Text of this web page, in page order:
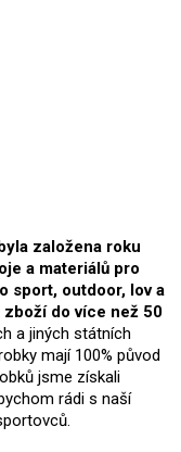
založena roku
a materiálů pro
sport, outdoor, lov a
do více než 50
a jiných státních
mají 100% původ
jsme získali
rádi s naší